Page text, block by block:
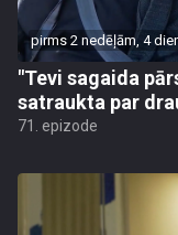
pirms 2 nedēļām, 4
"Tevi sagaida
satraukta par
71. epizode